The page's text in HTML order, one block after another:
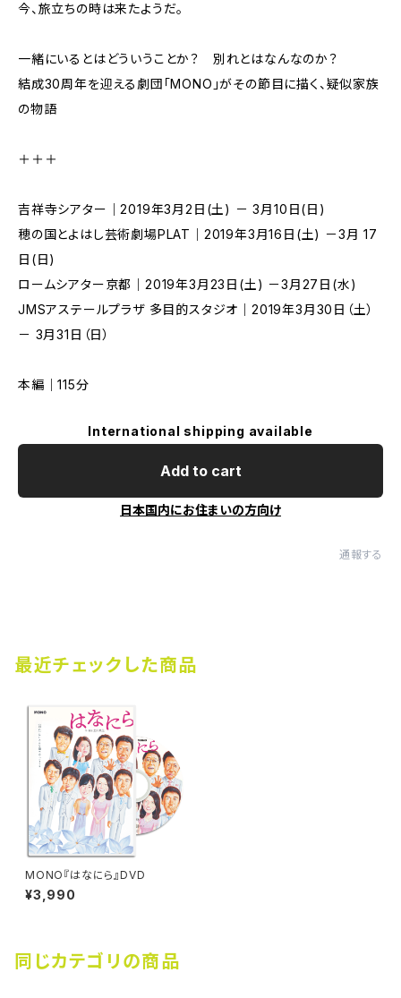
今、旅立ちの時は来たようだ。
一緒にいるとはどういうことか？ 別れとはなんなのか？
結成30周年を迎える劇団「MONO」がその節目に描く、疑似家族
の物語
＋＋＋
吉祥寺シアター｜2019年3月2日(土) － 3月10日(日)
穂の国とよはし芸術劇場PLAT｜2019年3月16日(土) －3月 17
日(日)
ロームシアター京都｜2019年3月23日(土) －3月27日(水)
JMSアステールプラザ 多目的スタジオ｜2019年3月30日（土）
－ 3月31日（日）
本編｜115分
International shipping available
Add to cart
日本国内にお住まいの方向け
通報する
最近チェックした商品
MONO『はなにら』DVD
¥3,990
同じカテゴリの商品